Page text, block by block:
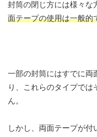
封筒の閉じ方には様々な
面テープの使用は一般的
一部の封筒にはすでに両
り、これらのタイプで
ん。
しかし、両面テープが